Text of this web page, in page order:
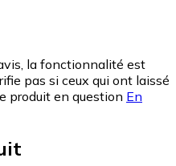
la fonctionnalité est
pas si ceux qui ont laissé
produit en question En